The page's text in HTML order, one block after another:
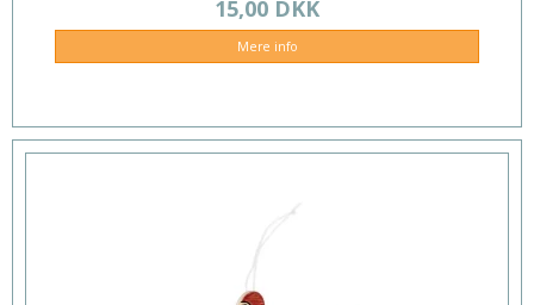
15,00 DKK
Mere info